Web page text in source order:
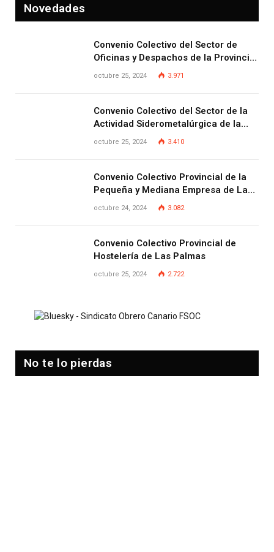
Novedades
Convenio Colectivo del Sector de
Oficinas y Despachos de la Provincia
de Las Palmas
octubre 25, 2024 3.971
Convenio Colectivo del Sector de la
Actividad Siderometalúrgica de la
Provincia de Las Palmas
octubre 25, 2024 3.410
Convenio Colectivo Provincial de la
Pequeña y Mediana Empresa de Las
Palmas.
octubre 24, 2024 3.082
Convenio Colectivo Provincial de
Hostelería de Las Palmas
octubre 25, 2024 2.722
No te lo pierdas